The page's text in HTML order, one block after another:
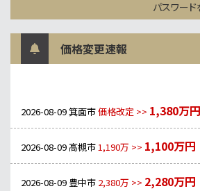
パスワー
価格変更速報
2026-08-09箕面市価格改定 >> 1,380万円
2026-08-09 高槻市1,190万 >> 1,100万円
2026-08-09 豊中市 2,380万 >> 2,280万円